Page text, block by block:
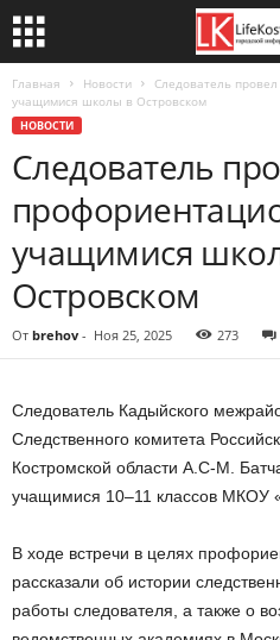
Главная Новости
Следователь
учащимися школы в Островском
НОВОСТИ
Следователь
учащимися
Островском
От brehov - Ноя 25, 2025 273
Следователь Кадыйского
Следственного комитета
Костромской области А.С-М.
учащимися 10–11 классов МКОУ
В ходе встречи в целях
рассказали об истории
работы следователя, а также о